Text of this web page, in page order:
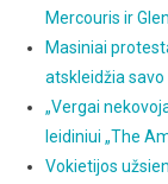
Mercouris ir
Masiniai
atskleidžia
„Vergai
leidiniui „The
Vokietijos